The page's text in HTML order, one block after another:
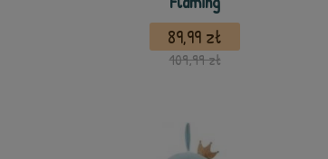
89,99 zł
109,99 zł